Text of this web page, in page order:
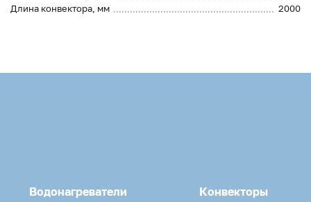
Длина конвектора, мм
2000
Водонагреватели Конвекторы